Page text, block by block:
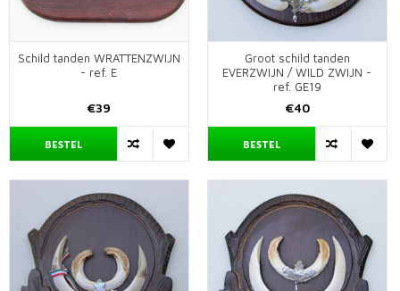
Schild tanden WRATTENZWIJN
- ref. E
€39
BESTEL
Groot schild tanden
EVERZWIJN / WILD ZWIJN -
ref. GE19
€40
BESTEL